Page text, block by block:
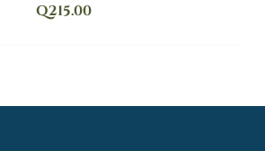
Q215.00